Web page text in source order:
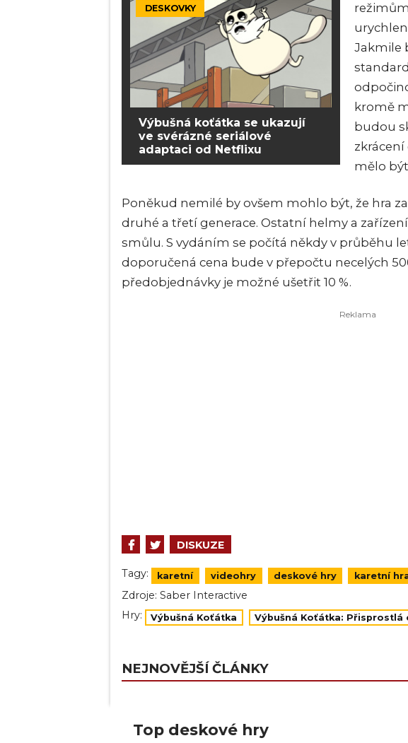
DESKOVKY
Výbušná koťátka se ukazují
ve svérázné seriálové
adaptaci od Netflixu
Jakmile
kromě
budou
mělo
Poněkud nemilé by ovšem mohlo být, že hra
druhé a třetí generace. Ostatní helmy a
smůlu. S vydáním se počítá někdy v průběhu
doporučená cena bude v přepočtu necelých
předobjednávky je možné ušetřit 10 %.
DISKUZE
Tagy: karetní videohry deskové hry karetní
Zdroje: Saber Interactive
Hry:
Výbušná Koťátka Výbušná Koťátka: Přisprostlá
NEJNOVĚJŠÍ ČLÁNKY
Top deskové hry